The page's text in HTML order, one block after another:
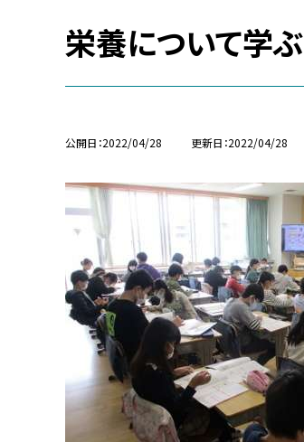
栄養について学ぶ
公開日 2022/04/28 更新日 2022/04/28